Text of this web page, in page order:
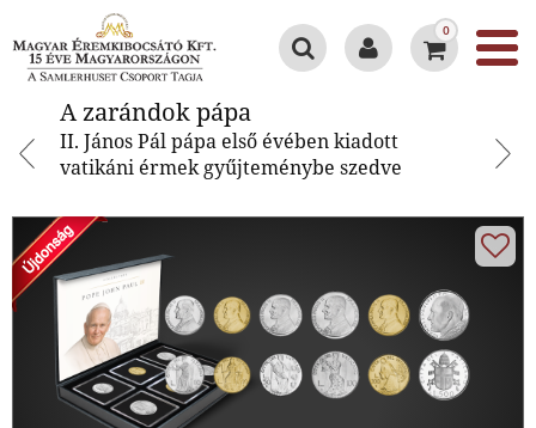
0
A zarándok pápa
II. János Pál pápa első évében kiadott
vatikáni érmek gyűjteménybe szedve
A zarándok pápa